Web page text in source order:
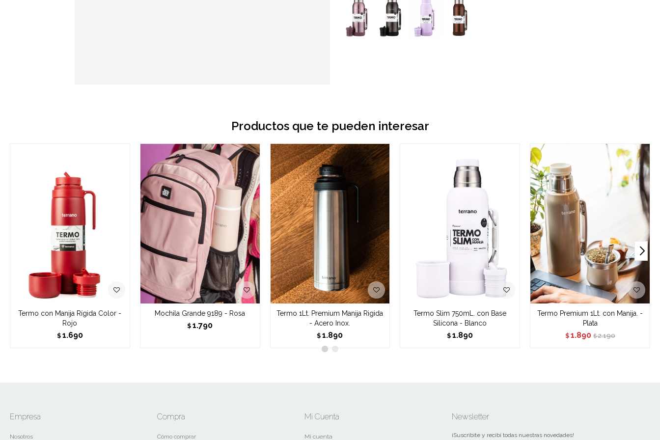
Productos que te pueden interesar
Termo con Manija Rígida Color -
Rojo
$ 1.690
Mochila Grande 9189 - Rosa
$ 1.790
Termo 1Lt. Premium Manija Rigida
- Acero Inox.
$ 1.890
Termo Slim 750mL. con Base
Silicona - Blanco
$ 1.890
Termo Premium 1Lt. con Manija. -
Plata
$ 1.890 $ 2.190
Empresa
Nosotros
Compra
Cómo comprar
Mi Cuenta
Mi cuenta
Newsletter
¡Suscribite y recibí todas nuestras novedades!